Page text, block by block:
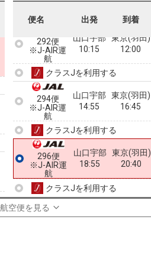
便名 出発 到着
クラスJを利用する
292便
※J-AIR運
航
山口宇部
10:15
東京(羽田)
12:00
クラスJを利用する
294便
※J-AIR運
航
山口宇部
14:55
東京(羽田)
16:45
クラスJを利用する
296便
※J-AIR運
航
山口宇部
18:55
東京(羽田)
20:40
クラスJを利用する
空便を見る